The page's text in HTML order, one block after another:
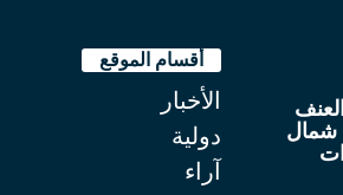
شمال
أقسام الموقع
الأخبار
دولية
آراء